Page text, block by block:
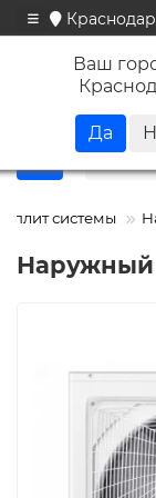
Краснодар
Ваш
системы
Наружный